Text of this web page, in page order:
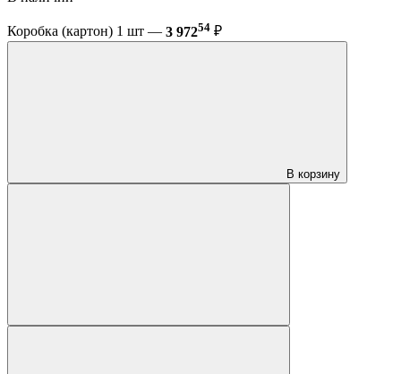
Коробка (картон) 1 шт — 3 97254 ₽
В корзину